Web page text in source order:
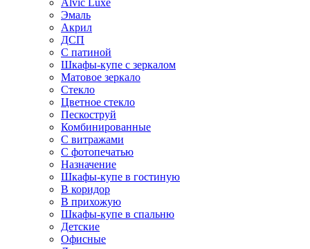
Alvic Luxe
Эмаль
Акрил
ДСП
С патиной
Шкафы-купе с зеркалом
Матовое зеркало
Стекло
Цветное стекло
Пескоструй
Комбинированные
С витражами
С фотопечатью
Назначение
Шкафы-купе в гостиную
В коридор
В прихожую
Шкафы-купе в спальню
Детские
Офисные